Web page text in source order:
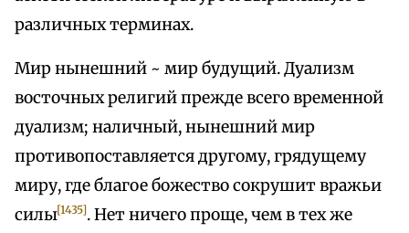
различных терминах.
Мир нынешний ~ мир будущий. Дуализм
восточных религий прежде всего временной
дуализм; наличный, нынешний мир
противопоставляется другому, грядущему
миру, где благое божество сокрушит вражьи
силы[1435]. Нет ничего проще, чем в тех же